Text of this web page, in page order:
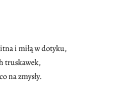
i miłą w dotyku,
truskawek,
na zmysły.